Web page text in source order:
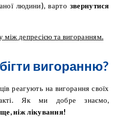
людини), варто звернутися
депресією та вигоранням.
вигоранню?
реагують на вигорання своїх
Як ми добре знаємо,
ніж лікування!